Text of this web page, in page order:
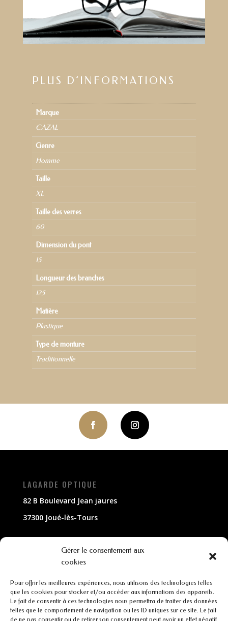
Gérer le consentement aux
cookies
Pour offrir les meilleures expériences, nous utilisons des technologies telles
que les cookies pour stocker et/ou accéder aux informations des appareils.
Le fait de consentir à ces technologies nous permettra de traiter des données
telles que le comportement de navigation ou les ID uniques sur ce site. Le fait
de ne pas consentir ou de retirer son consentement peut avoir un effet négatif
PLUS D’INFORMATIONS
Marque
CAZAL
Genre
Homme
Taille
XL
Taille des verres
60
Dimension du pont
15
Longueur des branches
125
Matière
Plastique
Type de monture
Traditionnelle
LAGARDE OPTIQUE
82 B Boulevard Jean jaures
37300 Joué-lès-Tours
02 47 63 79 33
contact@lagarde-optique.fr
INFORMATIONS